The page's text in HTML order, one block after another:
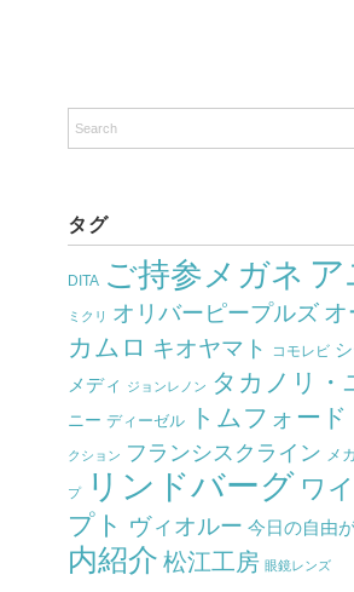
タグ
DITA ご持参メガネ ア
ミクリ オリバーピープルズ オ
カムロ キオヤマト コモレビ
メディ
ジョンレノン タカノリ・
ニー ディーゼル トムフォード
クション フランシスクライン メ
プ リンドバーグ ワ
プト ヴィオルー 今日の自由
内紹介 松江工房 眼鏡レンズ